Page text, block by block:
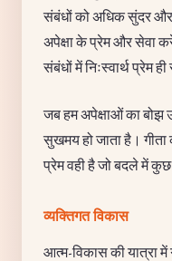
संबंधों को अधिक सुंदर और
अपेक्षा के प्रेम और सेवा
संबंधों में निःस्वार्थ प्रेम
जब हम अपेक्षाओं का बोझ
सुखमय हो जाता है। गीता
प्रेम वही है जो बदले में कुछ
व्यक्तिगत विकास
आत्म-विकास की यात्रा